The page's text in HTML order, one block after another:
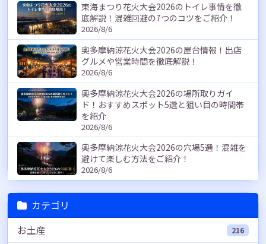
東海まつり花火大会2026のトイレ事情を徹
底解説！混雑回避の7つのコツをご紹介！
2026/8/6
奥多摩納涼花火大会2026の屋台情報！出店
グルメや営業時間を徹底解説！
2026/8/6
奥多摩納涼花火大会2026の場所取りガイ
ド！おすすめスポット5選と狙い目の時間帯
を紹介
2026/8/6
奥多摩納涼花火大会2026の穴場5選！混雑を
避けて楽しむ方法をご紹介！
2026/8/6
カテゴリ
お土産
216